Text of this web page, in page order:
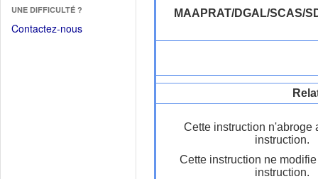
fenêtre)
une
nouvelle
UNE DIFFICULTÉ ?
Contactez-nous
MAAPRAT/DGAL/SCAS/
Cette instruction n'abroge
instruction.
Cette instruction ne
instruction.